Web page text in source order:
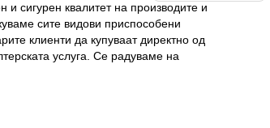
сигурен квалитет на производите и
сите видови приспособени
клиенти да купуваат директно од
услуга. Се радуваме на